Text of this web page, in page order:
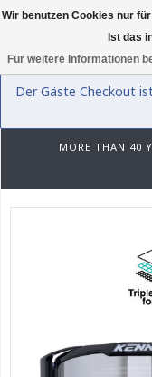
Der Gäste Checkout
MORE THAN 40
Wir benutzen Cookies nur
Ist das
Für weitere Informationen